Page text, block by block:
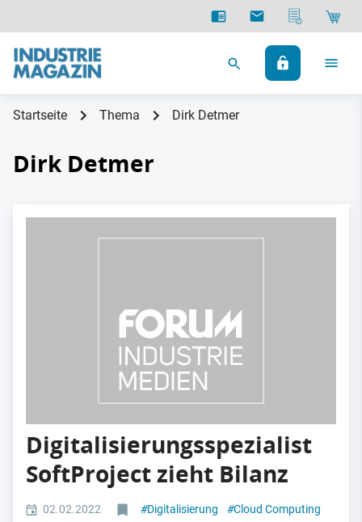
Startseite Thema Dirk Detmer
Dirk Detmer
Digitalisierungsspezialist
SoftProject zieht Bilanz
02.02.2022 #Digitalisierung #Cloud Computing